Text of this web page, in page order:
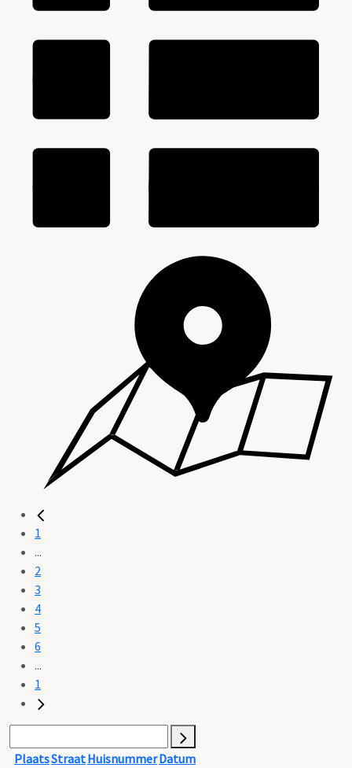
1
...
2
3
4
5
6
...
1
PlaatsStraatHuisnummerDatum